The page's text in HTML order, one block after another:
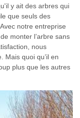
y ait des arbres qui
que seuls des
notre entreprise
monter l’arbre sans
nous
Mais quoi qu’il en
plus que les autres